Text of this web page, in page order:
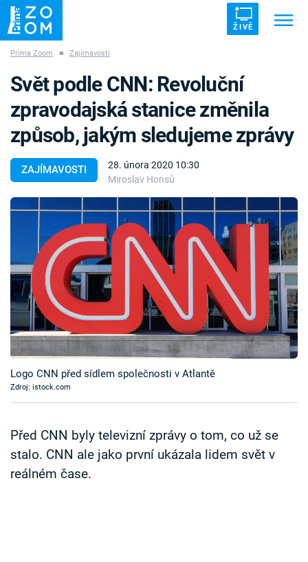
ŽIVĚ
ZÁHADY VETŘELCI DÁVNOVĚKU
Témata
Témata
Pořady
TV Program
Časopis
Sledujte prima+
Sledujte nás
Prima Zoom ■ Zajímavosti
ZAJÍMAVOSTI
28. února 2020 10:30
Miroslav Honsů
Svět podle CNN: Revoluční
zpravodajská stanice změnila
způsob, jakým sledujeme zprávy
Logo CNN před sídlem společnosti v Atlantě
Zdroj: istock.com
Před CNN byly televizní zprávy o tom, co už se
stalo. CNN ale jako první ukázala lidem svět v
reálném čase.